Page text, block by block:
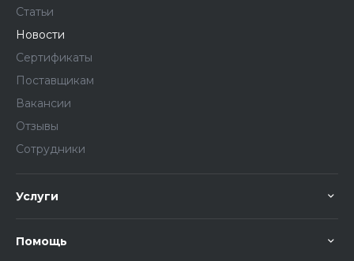
Статьи
Новости
Сертификаты
Поставщикам
Вакансии
Отзывы
Сотрудники
Услуги
Помощь